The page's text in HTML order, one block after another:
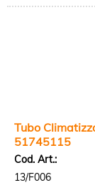
Tubo
51745115
Cod. Art.:
13/F006